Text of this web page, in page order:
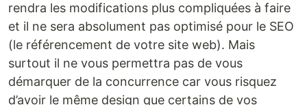
rendra les modifications plus compliquées à faire
et il ne sera absolument pas optimisé pour le SEO
(le référencement de votre site web). Mais
surtout il ne vous permettra pas de vous
démarquer de la concurrence car vous risquez
d’avoir le même design que certains de vos